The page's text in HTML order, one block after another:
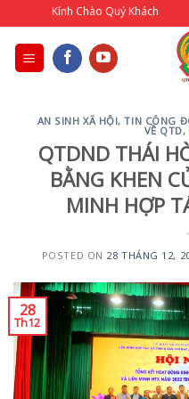
to
content
Khách
AN SINH XÃ HỘI,TIN CÔNG
VỀ QTD,
QTDND THÁI
BẰNG KHEN
MINH HỢP
POSTED ON 28 THÁNG 12,
28
Th12